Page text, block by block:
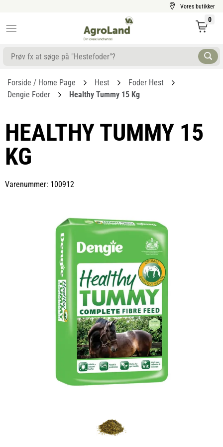
Vores butikker
0
Forside / Home Page Hest
Foder Hest
Dengie Foder
Healthy Tummy 15 Kg
HEALTHY TUMMY 15
KG
Varenummer: 100912